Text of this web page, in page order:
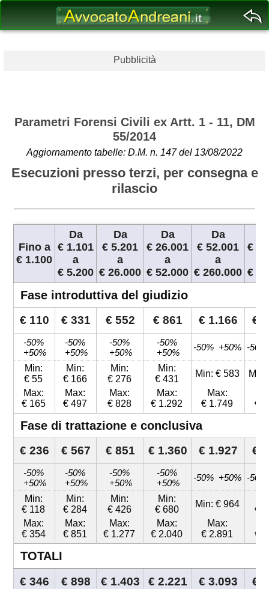
Pubblicità
Parametri Forensi Civili ex Artt. 1 - 11, DM
55/2014
Aggiornamento tabelle: D.M. n. 147 del 13/08/2022
Esecuzioni presso terzi, per consegna e
rilascio
Fino a
€ 1.100
Da
€ 1.101
a
€ 5.200
Da
€ 5.201
a
€ 26.000
Da
€ 26.001
a
€ 52.000
Da
€ 52.001
a
€ 260.000
€
€
Fase introduttiva del giudizio
€ 110 € 331 € 552 € 861 € 1.166 €
-50%
+50%
-50%
+50%
-50%
+50%
-50%
+50%
-50% +50% -
Min:
€ 55
Min:
€ 166
Min:
€ 276
Min:
€ 431
Min: € 583
Max:
€ 165
Max:
€ 497
Max:
€ 828
Max:
€ 1.292
Max:
€ 1.749
€
Fase di trattazione e conclusiva
€ 236 € 567 € 851 € 1.360 € 1.927 €
-50%
+50%
-50%
+50%
-50%
+50%
-50%
+50%
-50% +50% -
Min:
€ 118
Min:
€ 284
Min:
€ 426
Min:
€ 680
Min: € 964
€
Max:
€ 354
Max:
€ 851
Max:
€ 1.277
Max:
€ 2.040
Max:
€ 2.891
€
TOTALI
€ 346 € 898 € 1.403 € 2.221 € 3.093 €